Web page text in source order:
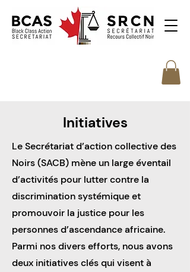
Initiatives
Le Secrétariat d’action collective des
Noirs (SACB) mène un large éventail
d’activités pour lutter contre la
discrimination systémique et
promouvoir la justice pour les
personnes d’ascendance africaine.
Parmi nos divers efforts, nous avons
deux initiatives clés qui visent à